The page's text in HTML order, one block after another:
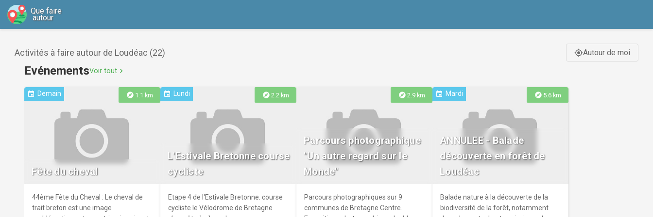
Que faire
autour
Activités à faire autour de Loudéac (22) gps_fixedAutour de moi
EvénementsVoir tout chevron_right
explore 1.1 km
event Demain
Fête du cheval
44ème Fête du Cheval : Le cheval de
trait breton est une image
explore 2.2 km
event Lundi
L'Estivale Bretonne course
cycliste
Etape 4 de l'Estivale Bretonne. course
cycliste le Vélodrome de Bretagne
explore 2.9 km
Parcours photographique
"Un autre regard sur le
Monde"
Parcours photographiques sur 9
communes de Bretagne Centre.
explore 5.6 km
event Mardi
ANNULEE - Balade
découverte en forêt de
Loudéac
Balade nature à la découverte de la
biodiversité de la forêt, notamment